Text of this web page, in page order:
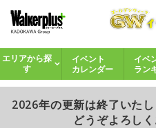
エリアから探
す
イベント
カレンダー
イベ
ラン
2026年の更新は終了いた
どうぞよろしく